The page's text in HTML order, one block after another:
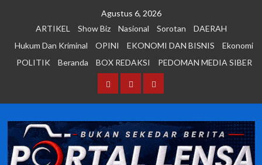
Agustus 6, 2026
ARTIKEL
Show Biz Nasional Sorotan
DAERAH
Hukum Dan Kriminal
OPINI EKONOMI DAN BISNIS
Ekonomi
POLITIK
Beranda BOX REDAKSI PEDOMAN MEDIA SIBER
BerandaBOX PEDOMAN
SIBER